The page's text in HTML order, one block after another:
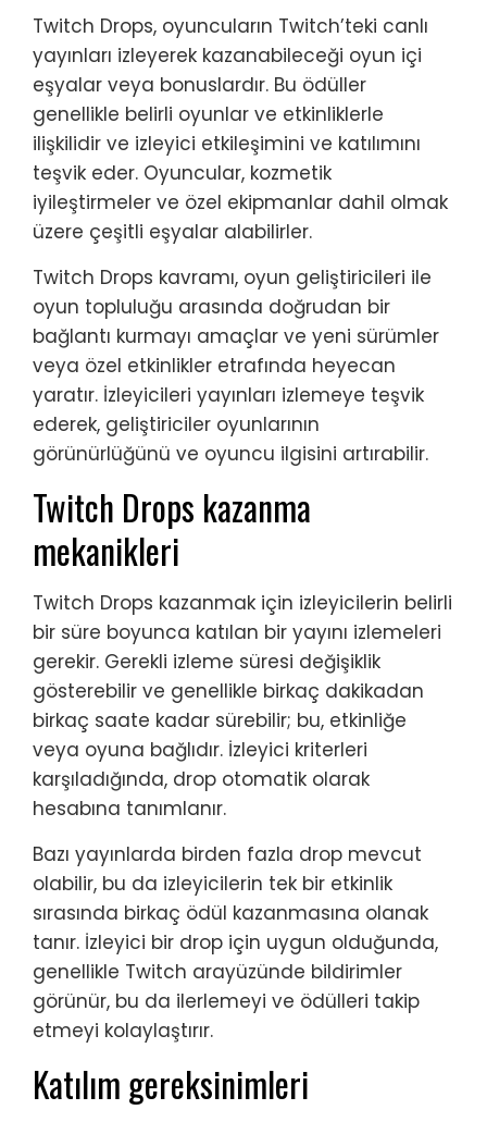
Twitch Drops, oyuncuların Twitch’teki canlı
yayınları izleyerek kazanabileceği oyun içi
eşyalar veya bonuslardır. Bu ödüller
genellikle belirli oyunlar ve etkinliklerle
ilişkilidir ve izleyici etkileşimini ve katılımını
teşvik eder. Oyuncular, kozmetik
iyileştirmeler ve özel ekipmanlar dahil olmak
üzere çeşitli eşyalar alabilirler.
Twitch Drops kavramı, oyun geliştiricileri ile
oyun topluluğu arasında doğrudan bir
bağlantı kurmayı amaçlar ve yeni sürümler
veya özel etkinlikler etrafında heyecan
yaratır. İzleyicileri yayınları izlemeye teşvik
ederek, geliştiriciler oyunlarının
görünürlüğünü ve oyuncu ilgisini artırabilir.
Twitch Drops kazanma
mekanikleri
Twitch Drops kazanmak için izleyicilerin belirli
bir süre boyunca katılan bir yayını izlemeleri
gerekir. Gerekli izleme süresi değişiklik
gösterebilir ve genellikle birkaç dakikadan
birkaç saate kadar sürebilir; bu, etkinliğe
veya oyuna bağlıdır. İzleyici kriterleri
karşıladığında, drop otomatik olarak
hesabına tanımlanır.
Bazı yayınlarda birden fazla drop mevcut
olabilir, bu da izleyicilerin tek bir etkinlik
sırasında birkaç ödül kazanmasına olanak
tanır. İzleyici bir drop için uygun olduğunda,
genellikle Twitch arayüzünde bildirimler
görünür, bu da ilerlemeyi ve ödülleri takip
etmeyi kolaylaştırır.
Katılım gereksinimleri